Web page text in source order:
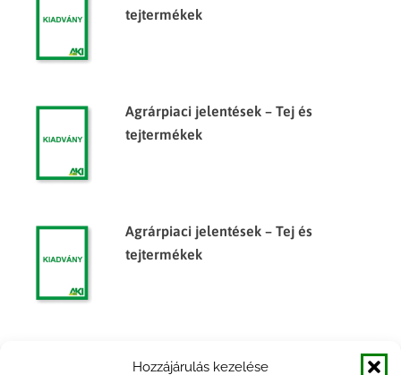
Hozzájárulás kezelése
tejtermékek
Agrárpiaci jelentések – Tej és
tejtermékek
Agrárpiaci jelentések – Tej és
tejtermékek